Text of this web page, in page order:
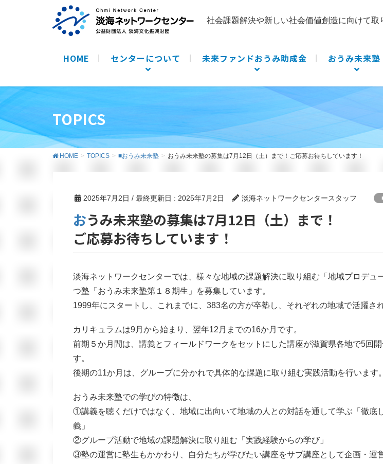
社会課題解決や新しい社会価値創造に向けて
HOME センターについて 未来ファンドおうみ助成金 おうみ未来塾
TOPICS
HOME TOPICS ■おうみ未来塾 おうみ未来塾の募集は7月12日（土）まで！ご応募お待ちしています！
2025年7月2日 / 最終更新日 : 2025年7月2日 淡海ネットワークセンタースタッフ
おうみ未来塾の募集は7月12日（土）まで！
ご応募お待ちしています！
淡海ネットワークセンターでは、様々な地域の課題解決に取り組む「地域プロデュ
つ塾「おうみ未来塾第１８期生」を募集しています。
1999年にスタートし、これまでに、383名の方が卒塾し、それぞれの地域で活躍さ
カリキュラムは9月から始まり、翌年12月までの16か月です。
前期５か月間は、講義とフィールドワークをセットにした講座が滋賀県各地で5回開
す。
後期の11か月は、グループに分かれで具体的な課題に取り組む実践活動を行います。
おうみ未来塾での学びの特徴は、
①講義を聴くだけではなく、地域に出向いて地域の人との対話を通して学ぶ「徹底
義」
②グループ活動で地域の課題解決に取り組む「実践経験からの学び」
③塾の運営に塾生もかかわり、自分たちが学びたい講座をサブ講座として企画・運